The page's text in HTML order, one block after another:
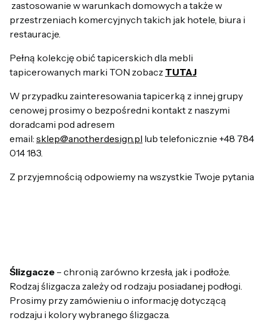
zastosowanie w warunkach domowych a także w
przestrzeniach komercyjnych takich jak hotele, biura i
restauracje.
Pełną kolekcję obić tapicerskich dla mebli
tapicerowanych marki TON zobacz TUTAJ
W przypadku zainteresowania tapicerką z innej grupy
cenowej prosimy o bezpośredni kontakt z naszymi
doradcami pod adresem
email: sklep@anotherdesign.pl lub telefonicznie +48 784
014 183.
Z przyjemnością odpowiemy na wszystkie Twoje pytania
Ślizgacze – chronią zarówno krzesła, jak i podłoże.
Rodzaj ślizgacza zależy od rodzaju posiadanej podłogi.
Prosimy przy zamówieniu o informację dotyczącą
rodzaju i kolory wybranego ślizgacza.